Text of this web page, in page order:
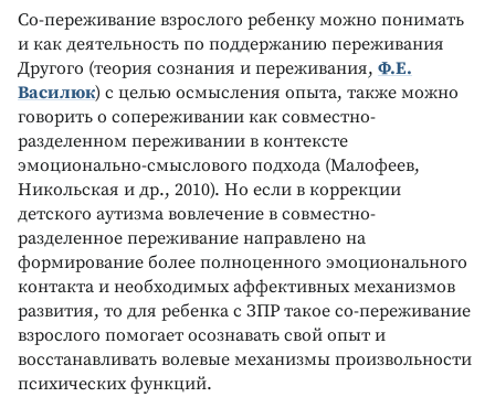
Со-переживание взрослого ребенку можно понимать
и как деятельность по поддержанию переживания
Другого (теория сознания и переживания, Ф.Е.
Василюк) с целью осмысления опыта, также можно
говорить о сопереживании как совместно-
разделенном переживании в контексте
эмоционально-смыслового подхода (Малофеев,
Никольская и др., 2010). Но если в коррекции
детского аутизма вовлечение в совместно-
разделенное переживание направлено на
формирование более полноценного эмоционального
контакта и необходимых аффективных механизмов
развития, то для ребенка с ЗПР такое со-переживание
взрослого помогает осознавать свой опыт и
восстанавливать волевые механизмы произвольности
психических функций.